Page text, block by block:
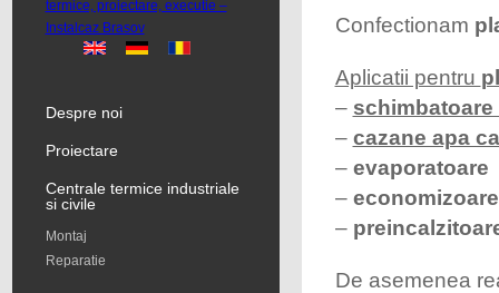
Despre noi
Proiectare
Centrale termice industriale
si civile
Montaj
Reparatie
Confectionam
Aplicatii pentru
– schimbatoare
– cazane apa
– evaporatoare
– economizoare
–
De asemenea